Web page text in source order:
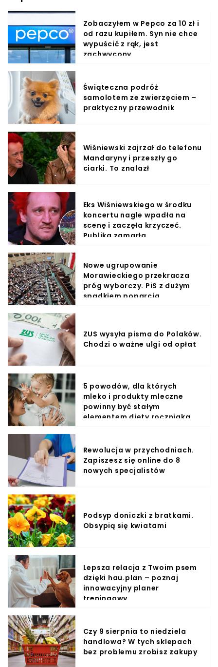
Zobaczyłem w Pepco za 10 zł i
od razu kupiłem. Syn nie chce
wypuścić z rąk, jest
zachwycony
Świąteczna podróż
samolotem ze zwierzęciem –
praktyczny przewodnik
Wiśniewski zajrzał do telefonu
Mandaryny i przeszły go
ciarki. To znalazł
Eks Wiśniewskiego w środku
koncertu nagle wpadła na
scenę i zaczęła krzyczeć.
Publika zamarła
Nowe ugrupowanie
Morawieckiego przekracza
próg wyborczy. PiS z dużym
spadkiem poparcia
ZUS wysyła pisma do Polaków.
Chodzi o ważne ulgi od opłat
5 powodów, dla których
mleko i produkty mleczne
powinny być stałym
elementem diety roczniaka
Rewolucja w przychodniach.
Zapiszesz się online do 8
nowych specjalistów
Podsyp doniczki z bratkami.
Obsypią się kwiatami
Lepsza relacja z Twoim psem
dzięki hau.plan – poznaj
innowacyjny planer
treningowy
Czy 9 sierpnia to niedziela
handlowa? W tych sklepach
bez problemu zrobisz zakupy